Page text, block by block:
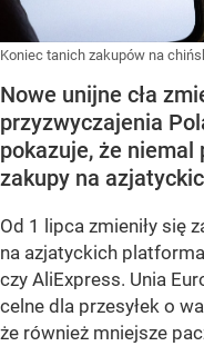
Koniec tanich zakupów na
Nowe unijne cła
przyzwyczajenia
pokazuje, że niemal
zakupy na
Od 1 lipca zmieniły się
na azjatyckich
czy AliExpress. Unia
celne dla przesyłek o
że również mniejsze